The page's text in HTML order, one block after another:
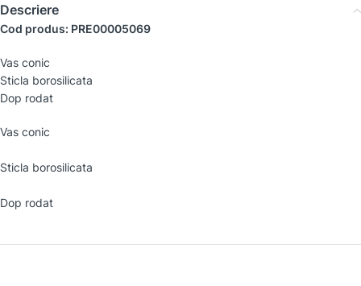
Descriere
Cod produs: PRE00005069
Vas conic
Sticla borosilicata
Dop rodat
Vas conic
Sticla borosilicata
Dop rodat